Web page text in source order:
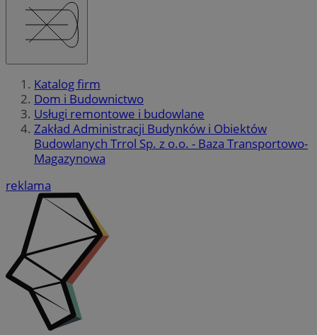
Katalog firm
Dom i Budownictwo
Usługi remontowe i budowlane
Zakład Administracji Budynków i Obiektów
Budowlanych Trrol Sp. z o.o. - Baza Transportowo-
Magazynowa
reklama